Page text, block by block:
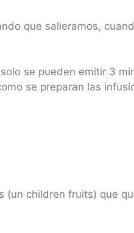
que salieramos,
se pueden emitir 3
se preparan las
(un children fruits) que